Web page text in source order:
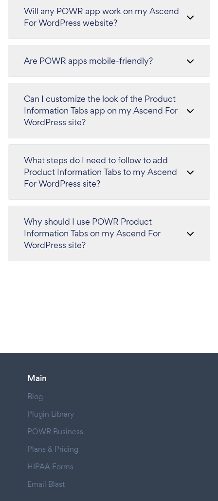
Will any POWR app work on my Ascend
For WordPress website?
Are POWR apps mobile-friendly?
Can I customize the look of the Product
Information Tabs app on my Ascend For
WordPress site?
What steps do I need to follow to add
Product Information Tabs to my Ascend
For WordPress site?
Why should I use POWR Product
Information Tabs on my Ascend For
WordPress site?
Main
Blog
Plugin Library
POWR Business
Plans & Pricing
HIPAA Forms
Email Blast